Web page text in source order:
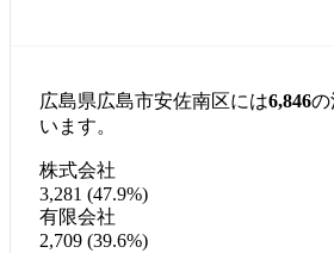
広島県広島市安佐南区には6,846の
います。
株式会社
3,281 (47.9%)
有限会社
2,709 (39.6%)